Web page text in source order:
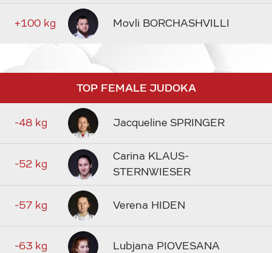
+100 kg Movli BORCHASHVILLI
TOP FEMALE JUDOKA
-48 kg Jacqueline SPRINGER
-52 kg
Carina KLAUS-
STERNWIESER
-57 kg Verena HIDEN
-63 kg Lubjana PIOVESANA